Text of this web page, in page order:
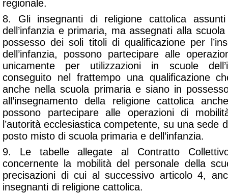
regionale.
8. Gli insegnanti di religione cattolica
dell’infanzia e primaria, ma assegnati alla
possesso dei soli titoli di qualificazione per
dell’infanzia, possono partecipare alle
unicamente per utilizzazioni in scuole
conseguito nel frattempo una qualificazione
anche nella scuola primaria e siano in
all’insegnamento della religione cattolica
possono partecipare alle operazioni di
l’autorità ecclesiastica competente, su una sede
posto misto di scuola primaria e dell’infanzia.
9. Le tabelle allegate al Contratto
concernente la mobilità del personale della
precisazioni di cui al successivo articolo 4,
insegnanti di religione cattolica.